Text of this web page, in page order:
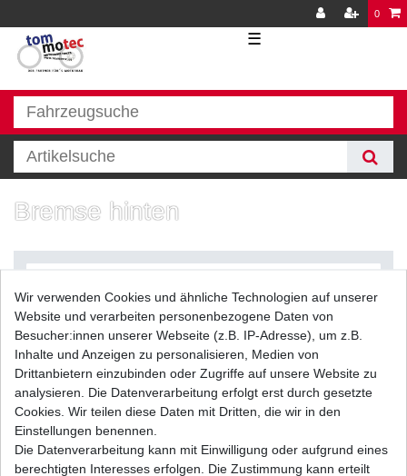
0
☰
Bremse hinten
Filter
Bremsbeläge EBC FA 174 HH FA174HH Sinter
Bremsklötze hinten
Wir verwenden Cookies und ähnliche Technologien auf unserer
Website und verarbeiten personenbezogene Daten von
Besucher:innen unserer Webseite (z.B. IP-Adresse), um z.B.
Inhalte und Anzeigen zu personalisieren, Medien von
Drittanbietern einzubinden oder Zugriffe auf unsere Website zu
analysieren. Die Datenverarbeitung erfolgt erst durch gesetzte
Cookies. Wir teilen diese Daten mit Dritten, die wir in den
Einstellungen benennen.
Die Datenverarbeitung kann mit Einwilligung oder aufgrund eines
berechtigten Interesses erfolgen. Die Zustimmung kann erteilt